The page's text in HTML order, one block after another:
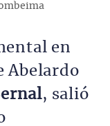
en
Abelardo
, salió